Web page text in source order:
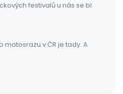
festivalů u nás se bl
motosrazu v ČR je tady. A